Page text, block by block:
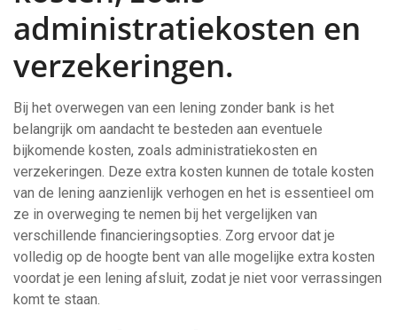
administratiekosten en
verzekeringen.
Bij het overwegen van een lening zonder bank is het
belangrijk om aandacht te besteden aan eventuele
bijkomende kosten, zoals administratiekosten en
verzekeringen. Deze extra kosten kunnen de totale kosten
van de lening aanzienlijk verhogen en het is essentieel om
ze in overweging te nemen bij het vergelijken van
verschillende financieringsopties. Zorg ervoor dat je
volledig op de hoogte bent van alle mogelijke extra kosten
voordat je een lening afsluit, zodat je niet voor verrassingen
komt te staan.